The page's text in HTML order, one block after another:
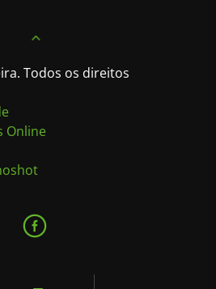
Todos os direitos
Online